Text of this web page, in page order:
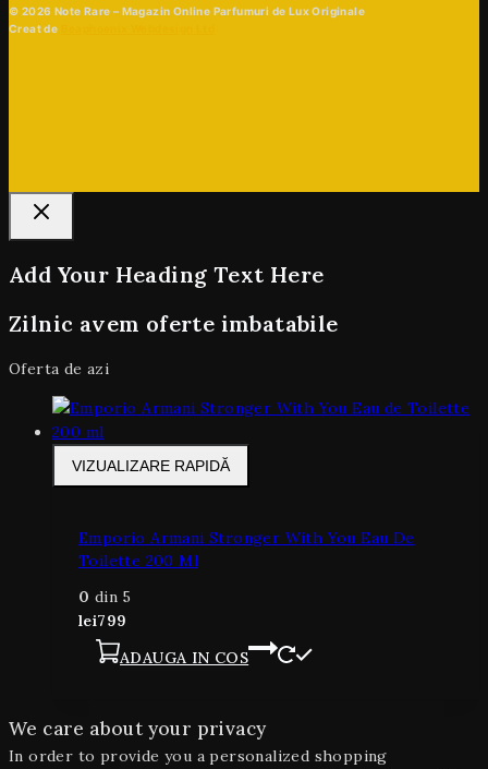
© 2026 Note Rare – Magazin Online Parfumuri de Lux Originale
Creat de
Add Your Heading Text Here
Zilnic avem oferte imbatabile
Oferta de azi
VIZUALIZARE RAPIDĂ
Emporio Armani Stronger With You Eau De
Toilette 200 Ml
0 din 5
lei799
ADAUGA IN COS
We care about your privacy
In order to provide you a personalized shopping